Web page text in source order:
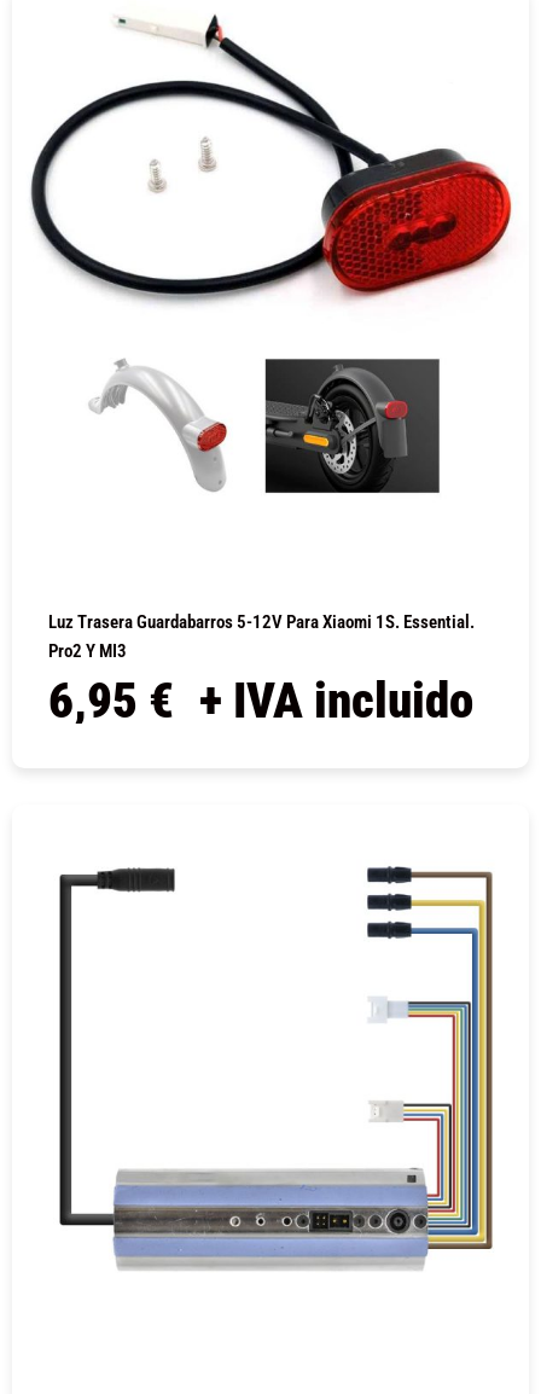
Luz Trasera Guardabarros 5-12V Para Xiaomi 1S. Essential.
Pro2 Y MI3
6,95 € + IVA incluido